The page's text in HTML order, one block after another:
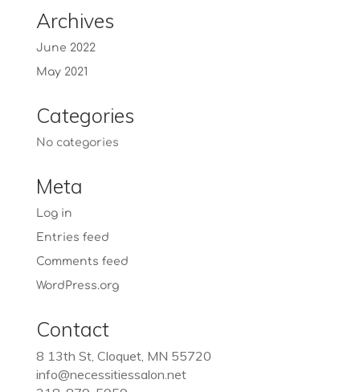
Archives
June 2022
May 2021
Categories
No categories
Meta
Log in
Entries feed
Comments feed
WordPress.org
Contact
8 13th St, Cloquet, MN 55720
info@necessitiessalon.net